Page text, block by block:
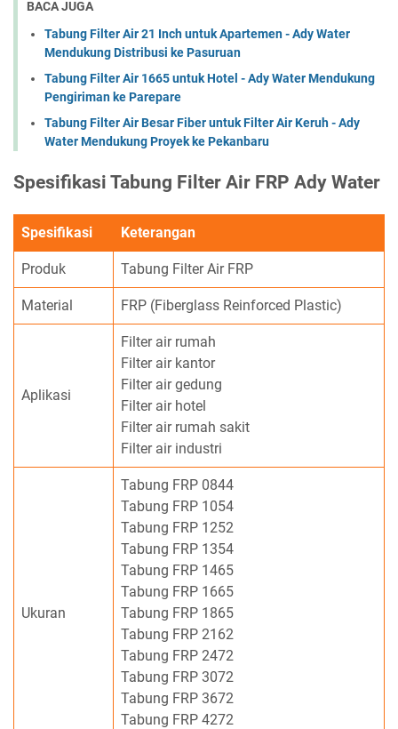
BACA JUGA
Tabung Filter Air 21 Inch untuk Apartemen - Ady Water
Mendukung Distribusi ke Pasuruan
Tabung Filter Air 1665 untuk Hotel - Ady Water Mendukung
Pengiriman ke Parepare
Tabung Filter Air Besar Fiber untuk Filter Air Keruh - Ady
Water Mendukung Proyek ke Pekanbaru
Spesifikasi Tabung Filter Air FRP Ady Water
Spesifikasi Keterangan
Produk Tabung Filter Air FRP
Material FRP (Fiberglass Reinforced Plastic)
Aplikasi
Filter air rumah
Filter air kantor
Filter air gedung
Filter air hotel
Filter air rumah sakit
Filter air industri
Ukuran
Tabung FRP 0844
Tabung FRP 1054
Tabung FRP 1252
Tabung FRP 1354
Tabung FRP 1465
Tabung FRP 1665
Tabung FRP 1865
Tabung FRP 2162
Tabung FRP 2472
Tabung FRP 3072
Tabung FRP 3672
Tabung FRP 4272